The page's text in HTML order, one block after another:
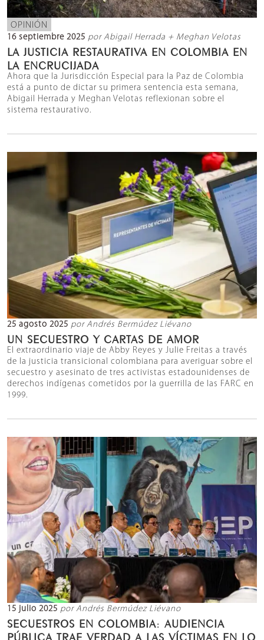
OPINIÓN
16 septiembre 2025 por Abigail Herrada + Meghan Velotas
LA JUSTICIA RESTAURATIVA EN COLOMBIA EN
LA ENCRUCIJADA
Ahora que la Jurisdicción Especial para la Paz de Colombia
está a punto de dictar su primera sentencia esta semana,
Abigail Herrada y Meghan Velotas reflexionan sobre el
sistema restaurativo.
25 agosto 2025 por Andrés Bermúdez Liévano
UN SECUESTRO Y CARTAS DE AMOR
El extraordinario viaje de Abby Reyes y Julie Freitas a través
de la justicia transicional colombiana para averiguar sobre el
secuestro y asesinato de tres activistas estadounidenses de
derechos indígenas cometidos por la guerrilla de las FARC en
1999.
15 julio 2025 por Andrés Bermúdez Liévano
SECUESTROS EN COLOMBIA: AUDIENCIA
PÚBLICA TRAE VERDAD A LAS VÍCTIMAS EN LO